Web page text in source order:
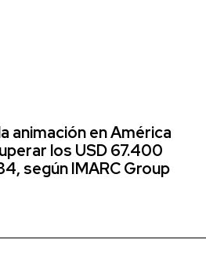
animación en América
los USD 67.400
según IMARC Group